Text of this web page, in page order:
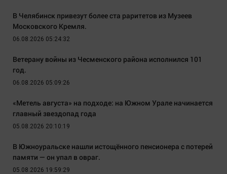
В Челябинск привезут более ста раритетов из Музеев
Московского Кремля.
06.08.2026 05:24:32
Ветерану войны из Чесменского района исполнился 101
год.
06.08.2026 05:09:26
«Метель августа» на подходе: на Южном Урале начинается
главный звездопад года
05.08.2026 20:10:19
В Южноуральске нашли истощённого пенсионера с потерей
памяти — он упал в овраг.
05.08.2026 19:59:29